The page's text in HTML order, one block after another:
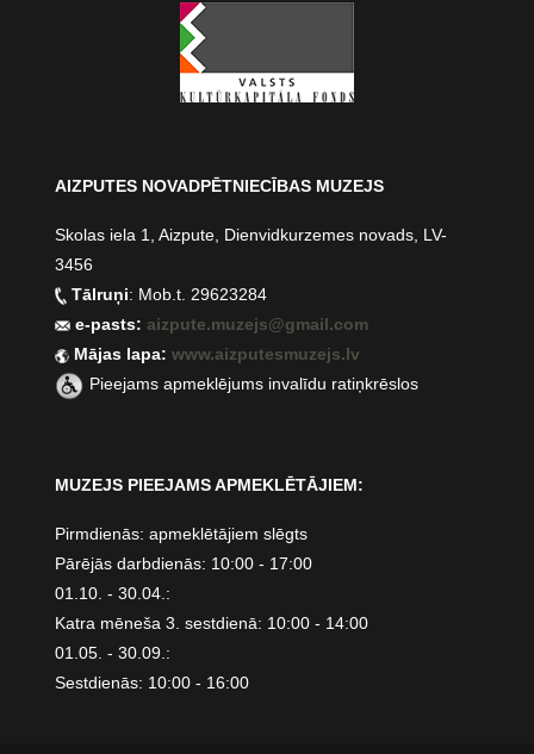
AIZPUTES NOVADPĒTNIECĪBAS MUZEJS
Skolas iela 1, Aizpute, Dienvidkurzemes novads, LV-
3456
Tālruņi: Mob.t. 29623284
e-pasts:aizpute.muzejs@gmail.com
Mājas lapa:www.aizputesmuzejs.lv
Pieejams apmeklējums invalīdu ratiņkrēslos
MUZEJS PIEEJAMS APMEKLĒTĀJIEM:
Pirmdienās: apmeklētājiem slēgts
Pārējās darbdienās: 10:00 - 17:00
01.10. - 30.04.:
Katra mēneša 3. sestdienā: 10:00 - 14:00
01.05. - 30.09.:
Sestdienās: 10:00 - 16:00